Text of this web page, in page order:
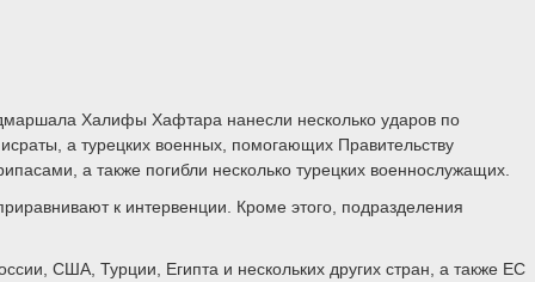
Халифы Хафтара нанесли несколько ударов по
а турецких военных, помогающих Правительству
а также погибли несколько турецких военнослужащих.
к интервенции. Кроме этого, подразделения
США, Турции, Египта и нескольких других стран, а также ЕС